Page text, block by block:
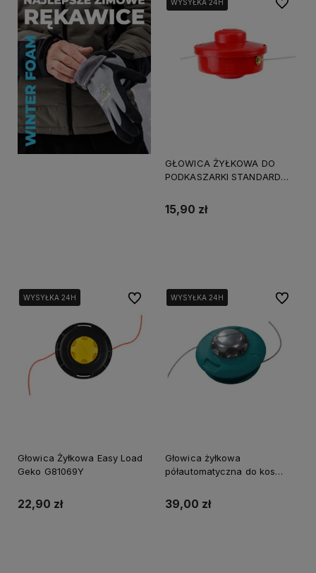
WYSYŁKA 24H
WYSYŁKA 24H
GŁOWICA ŻYŁKOWA DO
PODKASZARKI STANDARD
15,90 zł
Do
WYSYŁKA 24H
WYSYŁKA 24H
Głowica Żyłkowa Easy Load
Geko G81069Y
22,90 zł
Do ulubionychWYSYŁKA 24H
WYSYŁKA 24H
WYSYŁKA 24H
Głowica żyłkowa
półautomatyczna do kos
39,00 zł
Do